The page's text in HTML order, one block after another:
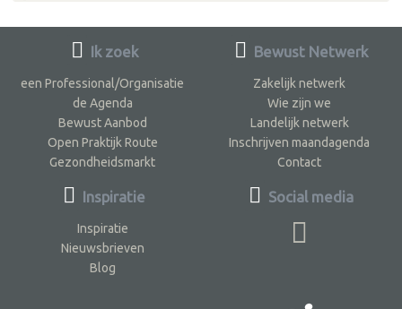
Ik zoek
een Professional/Organisatie
de Agenda
Bewust Aanbod
Open Praktijk Route
Gezondheidsmarkt
Inspiratie
Inspiratie
Nieuwsbrieven
Blog
Bewust Netwerk
Zakelijk netwerk
Wie zijn we
Landelijk netwerk
Inschrijven maandagenda
Contact
Social media